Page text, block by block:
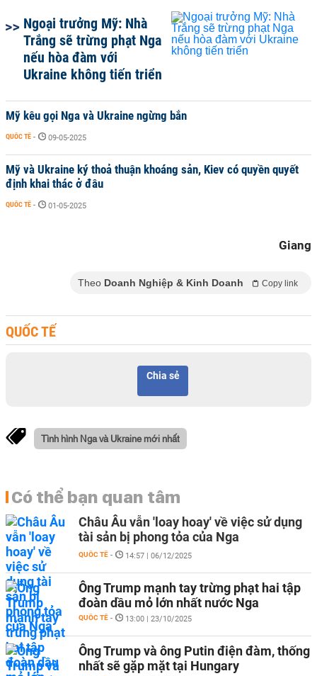
Ngoại trưởng Mỹ: Nhà
Trắng sẽ trừng phạt Nga
nếu hòa đàm với
Ukraine không tiến triển
Mỹ kêu gọi Nga và Ukraine ngừng bắn
QUỐC TẾ - 09-05-2025
Mỹ và Ukraine ký thoả thuận khoáng sản, Kiev có quyền quyết
định khai thác ở đâu
QUỐC TẾ - 01-05-2025
Giang
Theo Doanh Nghiệp & Kinh Doanh Copy link
QUỐC TẾ
Chia sẻ
Tình hình Nga và Ukraine mới nhất
Có thể bạn quan tâm
Châu Âu vẫn 'loay hoay' về việc sử dụng
tài sản bị phong tỏa của Nga
QUỐC TẾ - 14:57 | 06/12/2025
Ông Trump mạnh tay trừng phạt hai tập
đoàn dầu mỏ lớn nhất nước Nga
QUỐC TẾ - 13:00 | 23/10/2025
Ông Trump và ông Putin điện đàm, thống
nhất sẽ gặp mặt tại Hungary